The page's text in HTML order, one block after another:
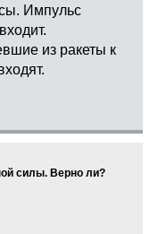
Импульс
из ракеты к
силы. Верно ли?